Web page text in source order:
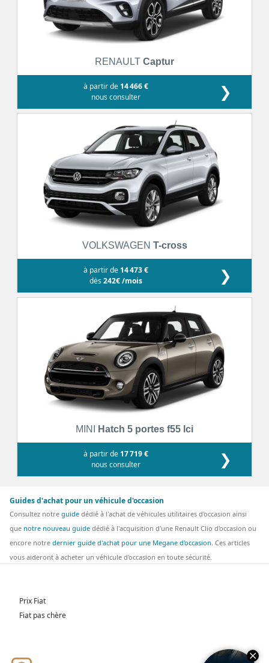
RENAULT Captur
à partir de 14 466 €
nous consulter
❯
VOLKSWAGEN T-cross
à partir de 14 473 €
dès242€ /mois ❯
MINI Hatch 5 portes f55 lci
à partir de 17 719 €
nous consulter
❯
Guides d'achat pour un véhicule d'occasion
Consultez notre guide dédié à l'achat de véhicules utilitaires d'occasion ainsi
que notre nouveau guide dédié à l'acquisition d'une Renault Clio d'occasion ou
encore notre dernier guide d'achat pour une Megane d'occasion. Ces articles
vous aideront à acheter un véhicule d'occasion en toute sécurité.
Prix Fiat
Fiat pas chère